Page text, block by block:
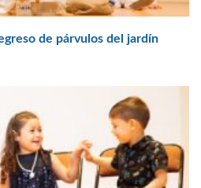
de párvulos del jardín